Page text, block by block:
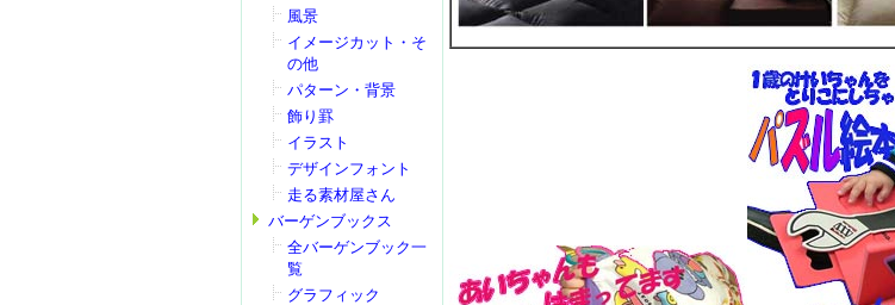
風景
イメージカット・そ
の他
パターン・背景
飾り罫
イラスト
デザインフォント
走る素材屋さん
バーゲンブックス
全バーゲンブック一
覧
グラフィック